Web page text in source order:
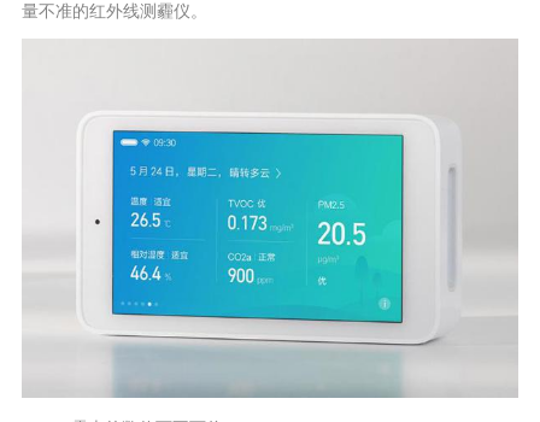
量不准的红外线测霾仪。